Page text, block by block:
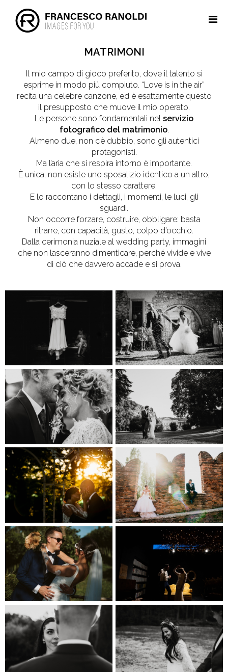
MATRIMONI
Il mio campo di gioco preferito, dove il talento si
esprime in modo più compiuto. “Love is in the air”
recita una celebre canzone, ed è esattamente questo
il presupposto che muove il mio operato.
Le persone sono fondamentali nel servizio
fotografico del matrimonio.
Almeno due, non c’è dubbio, sono gli autentici
protagonisti.
Ma l’aria che si respira intorno è importante.
È unica, non esiste uno sposalizio identico a un altro,
con lo stesso carattere.
E lo raccontano i dettagli, i momenti, le luci, gli
sguardi.
Non occorre forzare, costruire, obbligare: basta
ritrarre, con capacità, gusto, colpo d’occhio.
Dalla cerimonia nuziale al wedding party, immagini
che non lasceranno dimenticare, perché vivide e vive
di ciò che davvero accade e si prova.